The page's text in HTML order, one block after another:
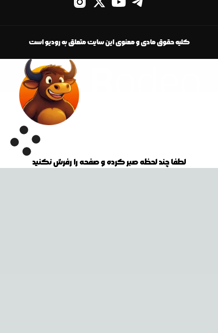
کلیه حقوق مادی و معنوی این سایت متعلق به رودیو است
لطفا چند لحظه صبر کرده و صفحه را رفرش نکنید